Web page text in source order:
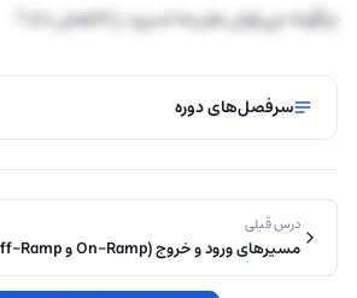
چگونه می‌توان هزینه اسپرد را کاهش داد؟
سرفصل‌های دوره
درس قبلی
مسیرهای ورود و خروج (On-Ramp و Off-Ramp) ارز دیجیتال به…